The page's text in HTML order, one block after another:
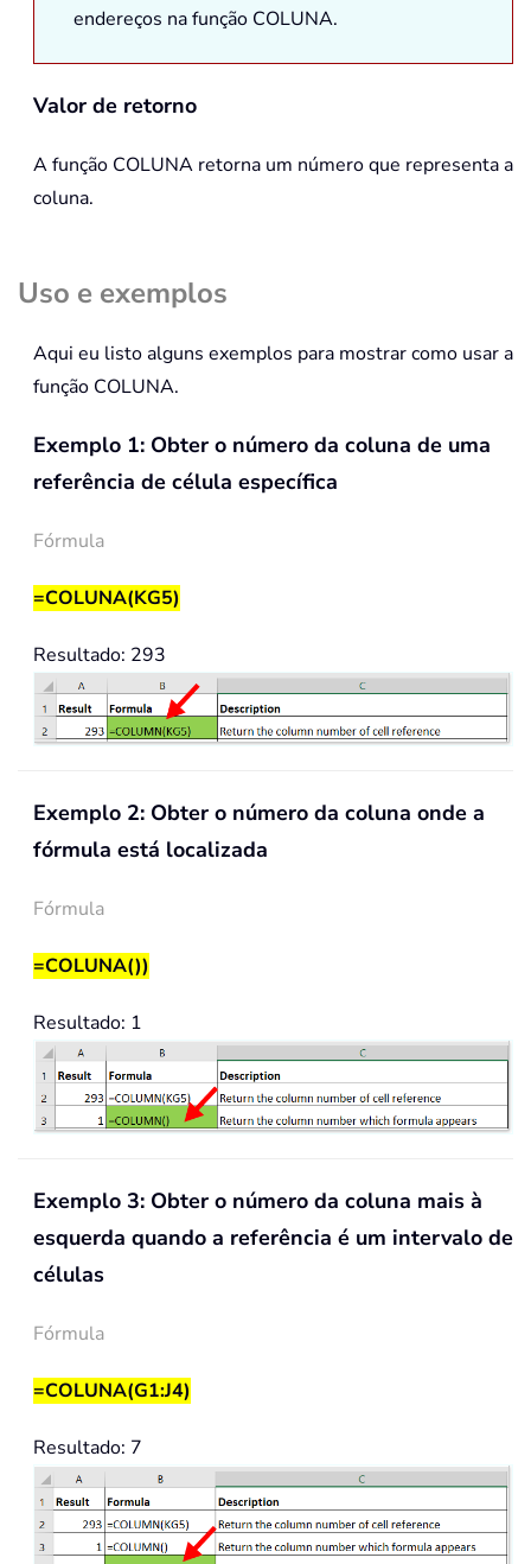
endereços na função COLUNA.
Valor de retorno
A função COLUNA retorna um número que representa a
coluna.
Uso e exemplos
Aqui eu listo alguns exemplos para mostrar como usar a
função COLUNA.
Exemplo 1: Obter o número da coluna de uma
referência de célula específica
Fórmula
=COLUNA(KG5)
Resultado: 293
Exemplo 2: Obter o número da coluna onde a
fórmula está localizada
Fórmula
=COLUNA())
Resultado: 1
Exemplo 3: Obter o número da coluna mais à
esquerda quando a referência é um intervalo de
células
Fórmula
=COLUNA(G1:J4)
Resultado: 7